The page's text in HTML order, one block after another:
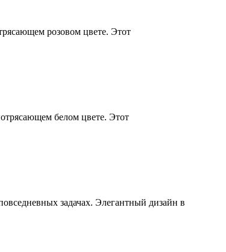
розовом цвете. Этот
белом цвете. Этот
задачах. Элегантный дизайн в